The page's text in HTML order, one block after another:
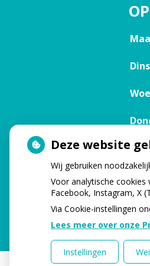
Deze website
Wij gebruiken
Voor analytische
Facebook, Instagram, X
Via Cookie-instellingen
Lees meer over onze
Instellingen